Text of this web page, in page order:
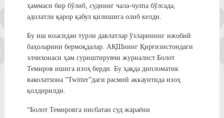
ҳаммаси бир бўлиб, суднинг чала-чулпа бўлсада,
адолатли қарор қабул қилишига олиб келди.
Бу иш юзасидан турли давлатлар ўзларининг ижобий
баҳоларини бермоқдалар. АҚШнинг Қирғизистондаги
элчихонаси ҳам суриштирувчи журналист Болот
Темиров ишига изоҳ берди. Бу ҳақда дипломатик
ваколатхона “Twitter”даги расмий аккаунтида изоҳ
қолдирилди.
“Болот Темировга нисбатан суд жараёни